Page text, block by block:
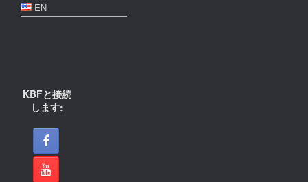
EN
KBFと接続
します: